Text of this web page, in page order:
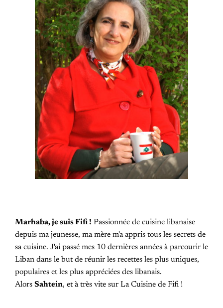
Marhaba, je suis Fifi ! Passionnée de cuisine libanaise
depuis ma jeunesse, ma mère m'a appris tous les secrets de
sa cuisine. J'ai passé mes 10 dernières années à parcourir le
Liban dans le but de réunir les recettes les plus uniques,
populaires et les plus appréciées des libanais.
Alors Sahtein, et à très vite sur La Cuisine de Fifi !